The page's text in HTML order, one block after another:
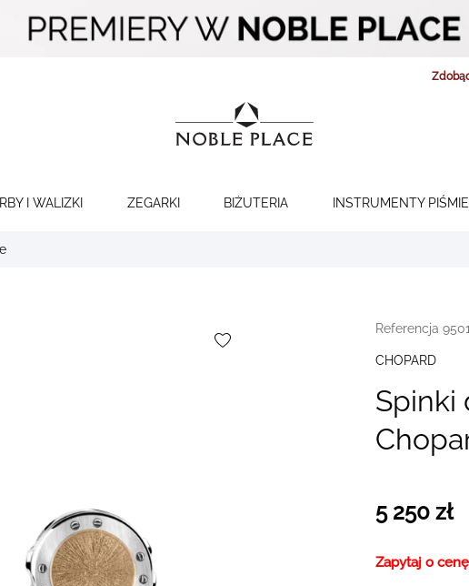
I WALIZKI ZEGARKI BIŻUTERIA INSTRUMENTY
Referencja
CHOPARD
Spinki
5 250 zł
Zapytaj o